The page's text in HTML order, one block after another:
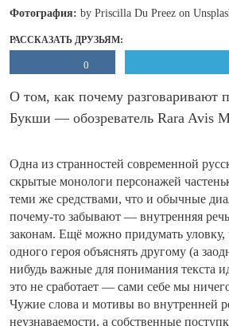
Фотография: by Priscilla Du Preez on
РАССКАЗАТЬ ДРУЗЬЯМ:
0
О том, как почему разговаривают
Букши — обозреватель Rara Avis
Одна из странностей современной
скрытые монологи персонажей
теми же средствами, что и обычные
почему-то забывают — внутренняя
законам. Ещё можно придумать уловку,
одного героя объяснять другому (а
нибудь важные для понимания текста
это не сработает — сами себе мы
Чужие слова и мотивы во внутренней
неузнаваемости, а собственные